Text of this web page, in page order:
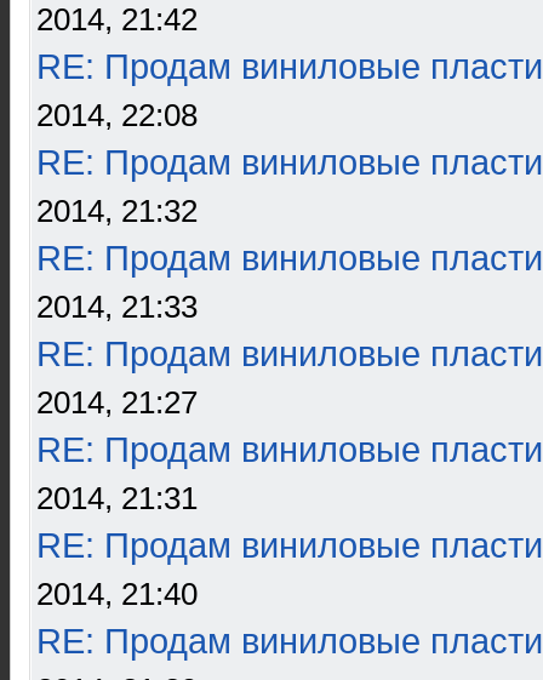
2014, 21:42
RE: Продам виниловые
2014, 22:08
RE: Продам виниловые
2014, 21:32
RE: Продам виниловые
2014, 21:33
RE: Продам виниловые
2014, 21:27
RE: Продам виниловые
2014, 21:31
RE: Продам виниловые
2014, 21:40
RE: Продам виниловые